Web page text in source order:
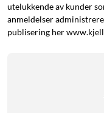
utelukkende av kunder
anmeldelser
publisering her